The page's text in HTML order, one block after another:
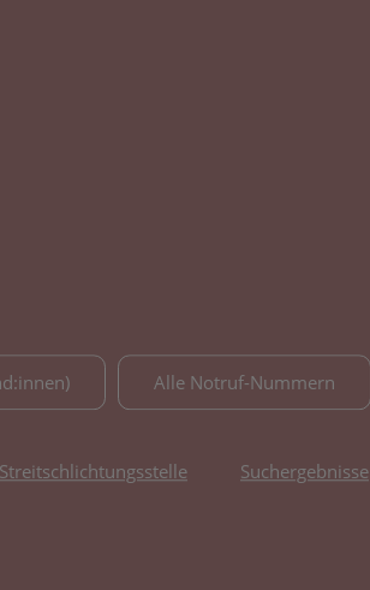
Alle Notruf-Nummern
Streitschlichtungsstelle Suchergebnisse